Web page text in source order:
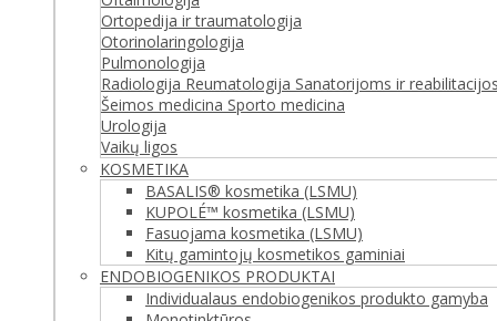
Ortopedija ir traumatologija
Otorinolaringologija
Pulmonologija
Radiologija Reumatologija Sanatorijoms ir
Šeimos medicina Sporto medicina
Urologija
Vaikų ligos
KOSMETIKA
BASALIS® kosmetika (LSMU)
KUPOLÉ™ kosmetika (LSMU)
Fasuojama kosmetika (LSMU)
Kitų gamintojų kosmetikos gaminiai
ENDOBIOGENIKOS PRODUKTAI
Individualaus endobiogenikos produkto gamyba